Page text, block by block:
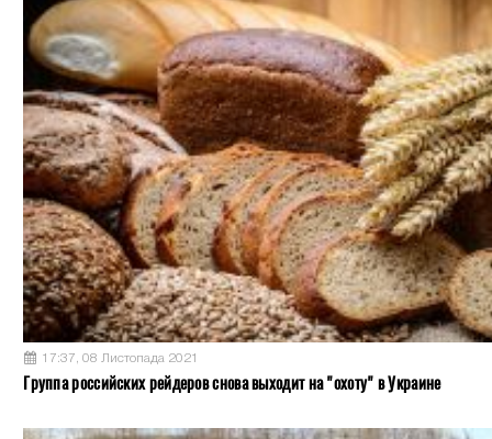
17:37, 08 Листопада 2021
Группа российских рейдеров снова выходит на "охоту" в Украине